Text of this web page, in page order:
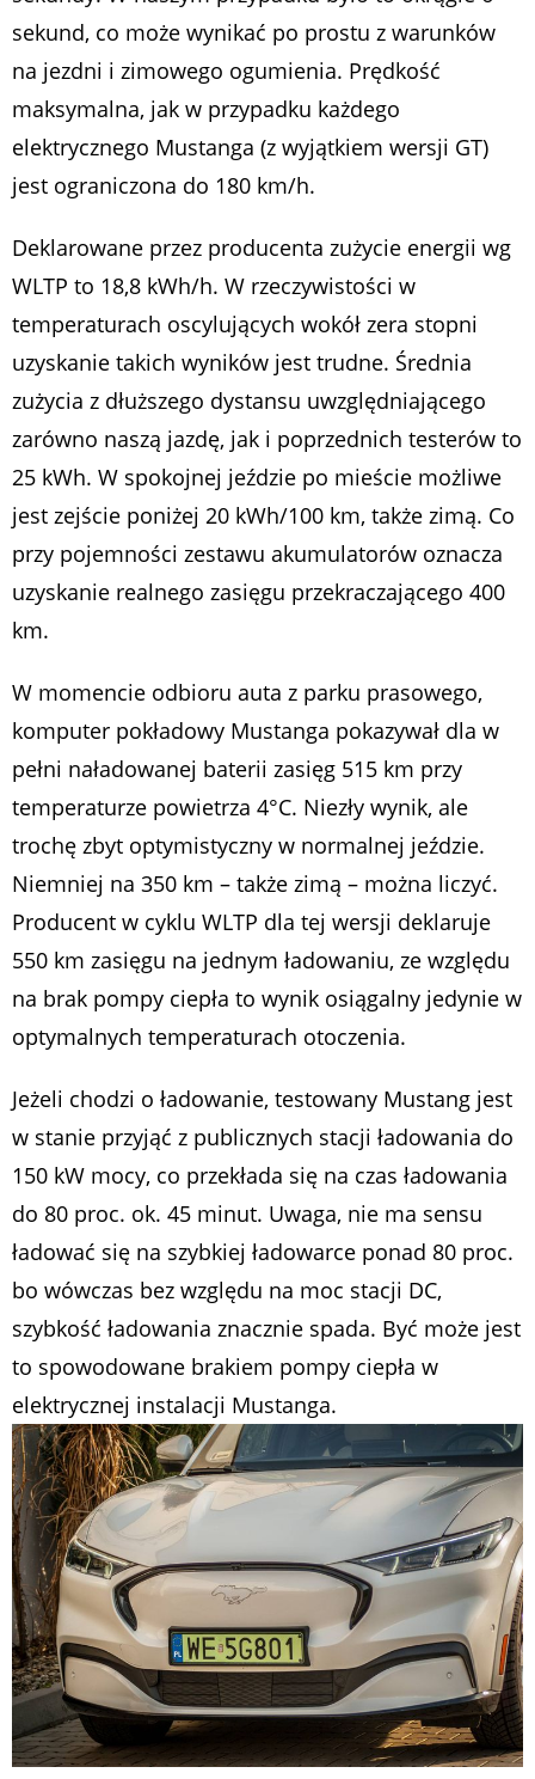
sekund, co może wynikać po prostu z warunków
na jezdni i zimowego ogumienia. Prędkość
maksymalna, jak w przypadku każdego
elektrycznego Mustanga (z wyjątkiem wersji GT)
jest ograniczona do 180 km/h.
Deklarowane przez producenta zużycie energii wg
WLTP to 18,8 kWh/h. W rzeczywistości w
temperaturach oscylujących wokół zera stopni
uzyskanie takich wyników jest trudne. Średnia
zużycia z dłuższego dystansu uwzględniającego
zarówno naszą jazdę, jak i poprzednich testerów to
25 kWh. W spokojnej jeździe po mieście możliwe
jest zejście poniżej 20 kWh/100 km, także zimą. Co
przy pojemności zestawu akumulatorów oznacza
uzyskanie realnego zasięgu przekraczającego 400
km.
W momencie odbioru auta z parku prasowego,
komputer pokładowy Mustanga pokazywał dla w
pełni naładowanej baterii zasięg 515 km przy
temperaturze powietrza 4°C. Niezły wynik, ale
trochę zbyt optymistyczny w normalnej jeździe.
Niemniej na 350 km – także zimą – można liczyć.
Producent w cyklu WLTP dla tej wersji deklaruje
550 km zasięgu na jednym ładowaniu, ze względu
na brak pompy ciepła to wynik osiągalny jedynie w
optymalnych temperaturach otoczenia.
Jeżeli chodzi o ładowanie, testowany Mustang jest
w stanie przyjąć z publicznych stacji ładowania do
150 kW mocy, co przekłada się na czas ładowania
do 80 proc. ok. 45 minut. Uwaga, nie ma sensu
ładować się na szybkiej ładowarce ponad 80 proc.
bo wówczas bez względu na moc stacji DC,
szybkość ładowania znacznie spada. Być może jest
to spowodowane brakiem pompy ciepła w
elektrycznej instalacji Mustanga.